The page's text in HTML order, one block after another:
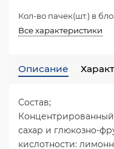
Кол-во пачек(шт.) в
Все характеристики
Описание
Состав;
Концентрированный
сахар и глюкозно-
кислотности: